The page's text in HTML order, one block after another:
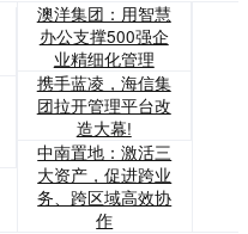
澳洋集团：用智慧
办公支撑500强企
业精细化管理
携手蓝凌，海信集
团拉开管理平台改
造大幕!
中南置地：激活三
大资产，促进跨业
务、跨区域高效协
作